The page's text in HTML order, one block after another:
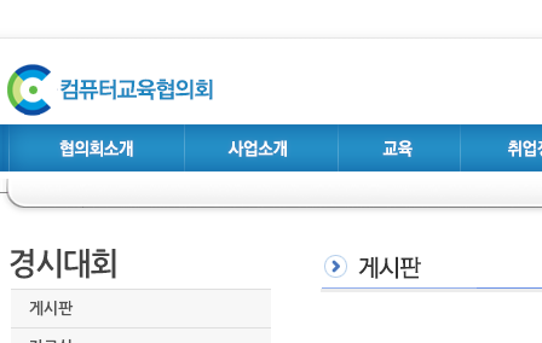
게시판